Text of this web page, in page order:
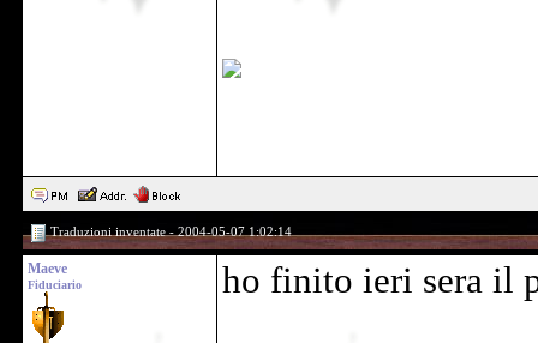
Traduzioni inventate - 2004-05-07 1:02:14
Maeve
Fiduciario ho finito ieri sera il